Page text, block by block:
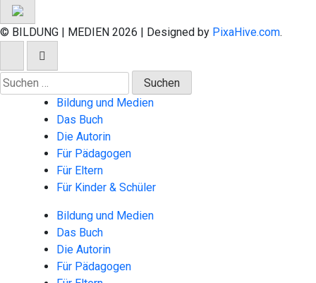
© BILDUNG | MEDIEN 2026 | Designed by PixaHive.com.
Suchen
nach:
Bildung und Medien
Das Buch
Die Autorin
Für Pädagogen
Für Eltern
Für Kinder & Schüler
Bildung und Medien
Das Buch
Die Autorin
Für Pädagogen